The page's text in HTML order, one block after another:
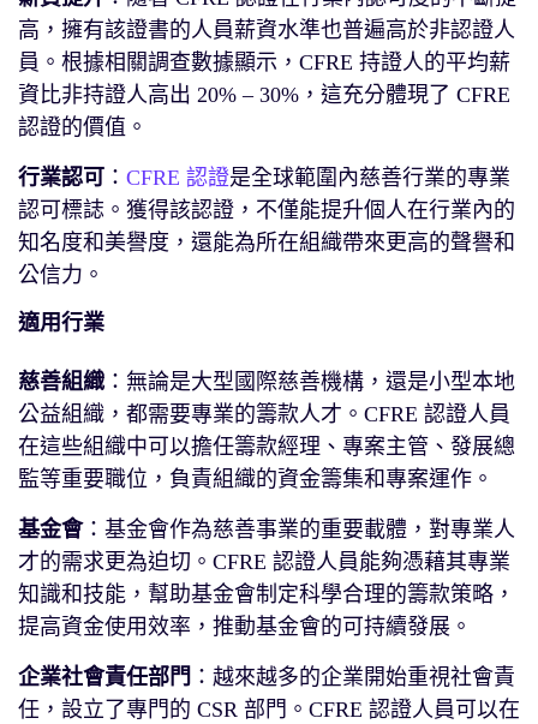
高，擁有該證書的人員薪資水準也普遍高於非認證人
員。根據相關調查數據顯示，CFRE 持證人的平均薪
資比非持證人高出 20% – 30%，這充分體現了 CFRE
認證的價值。
行業認可 ： CFRE 認證是全球範圍內慈善行業的專業
認可標誌。獲得該認證，不僅能提升個人在行業內的
知名度和美譽度，還能為所在組織帶來更高的聲譽和
公信力。
適用行業
慈善組織：無論是大型國際慈善機構，還是小型本地
公益組織，都需要專業的籌款人才。CFRE 認證人員
在這些組織中可以擔任籌款經理、專案主管、發展總
監等重要職位，負責組織的資金籌集和專案運作。
基金會：基金會作為慈善事業的重要載體，對專業人
才的需求更為迫切。CFRE 認證人員能夠憑藉其專業
知識和技能，幫助基金會制定科學合理的籌款策略，
提高資金使用效率，推動基金會的可持續發展。
企業社會責任部門 ：越來越多的企業開始重視社會責
任，設立了專門的 CSR 部門。CFRE 認證人員可以在